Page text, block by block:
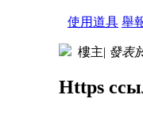
使用道具 舉
樓主| 發表
Https